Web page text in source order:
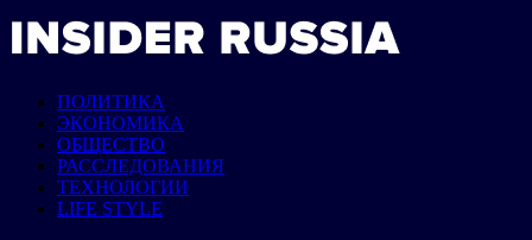
ПОЛИТИКА
ЭКОНОМИКА
ОБЩЕСТВО
РАССЛЕДОВАНИЯ
ТЕХНОЛОГИИ
LIFE STYLE